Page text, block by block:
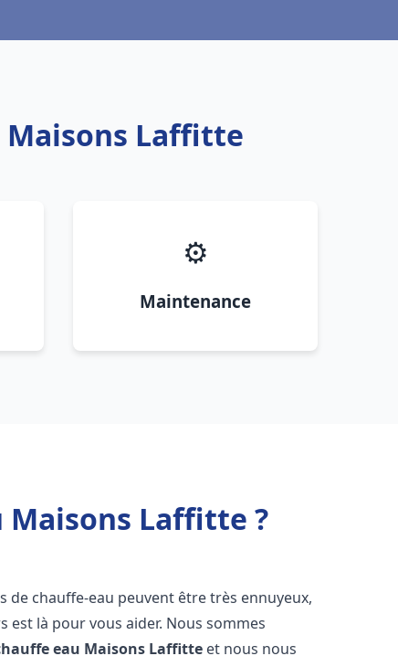
Laffitte
⚙️
Maintenance
Laffitte ?
de chauffe-eau peuvent être très ennuyeux,
là pour vous aider. Nous sommes
eau Maisons Laffitte et nous nous